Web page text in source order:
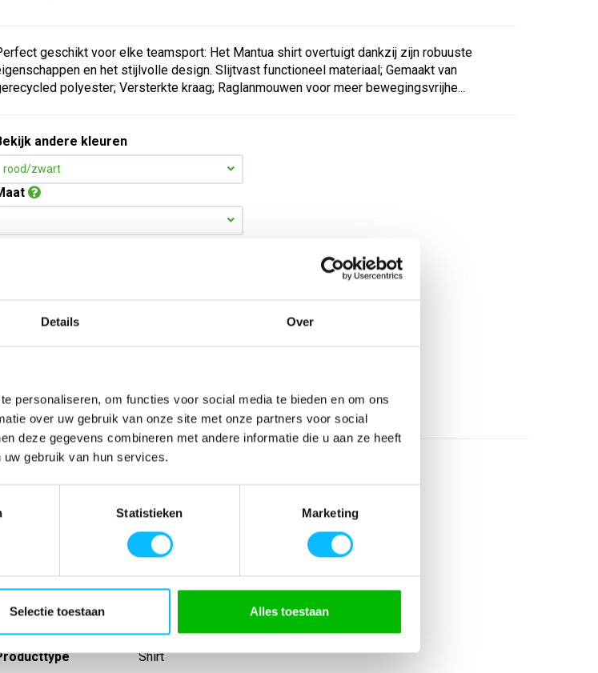
Details Over
personaliseren, om functies voor social media te bieden en om ons
over uw gebruik van onze site met onze partners voor social
deze gegevens combineren met andere informatie die u aan ze heeft
gebruik van hun services.
Statistieken Marketing
Selectie toestaan Alles toestaan
geschikt voor elke teamsport: Het Mantua shirt overtuigt dankzij zijn robuuste
en het stijlvolle design. Slijtvast functioneel materiaal; Gemaakt van
polyester; Versterkte kraag; Raglanmouwen voor meer bewegingsvrijhe...
andere kleuren
rood/zwart
€ 21,92 € 28,10excl BTW
-
-
Erima
100% polyester (gerecycled)
Lijn
Sport
groep
Wedstrijdshirts
Shirt